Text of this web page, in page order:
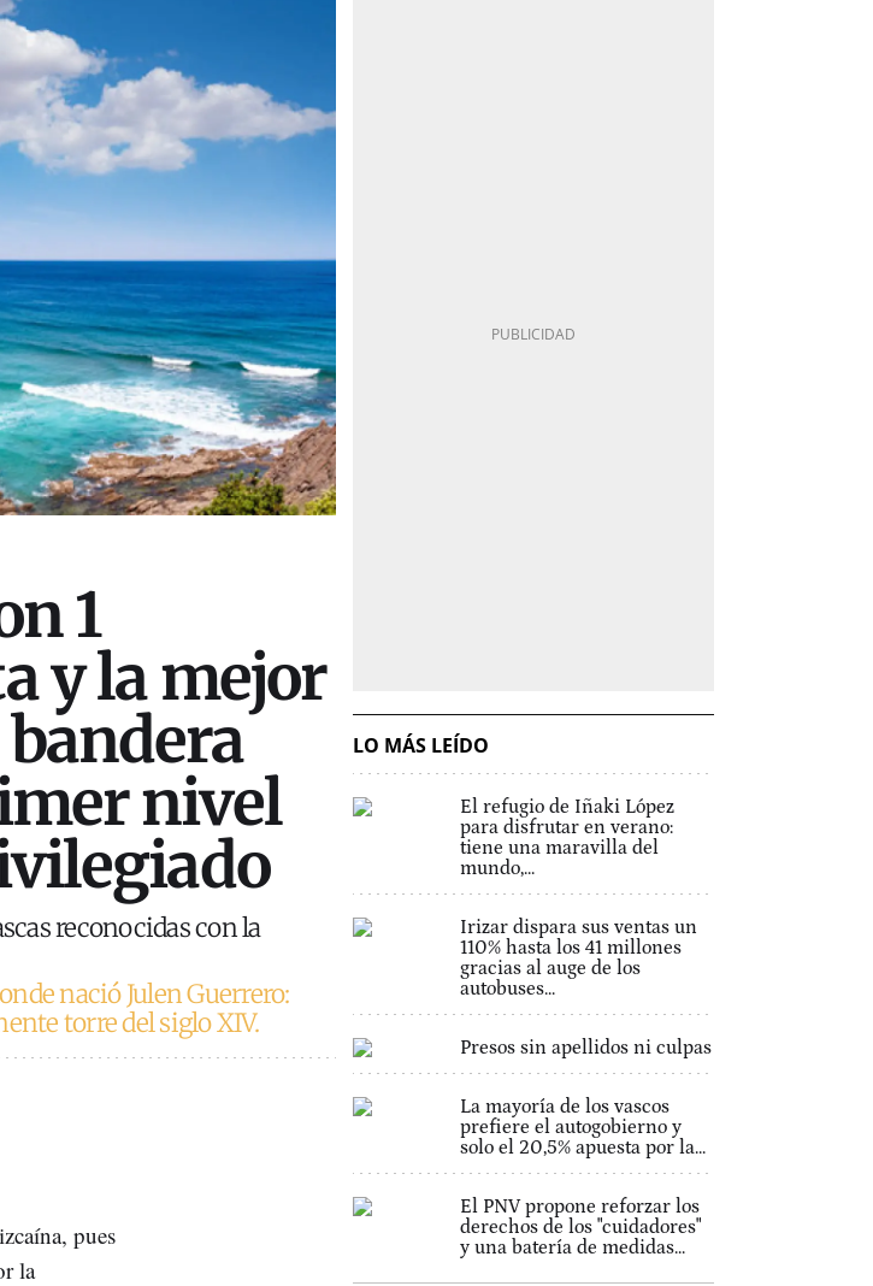
1
y la mejor
nivel
reconocidas con la
nació Julen Guerrero:
torre del siglo XIV.
pues
la
LO MÁS LEÍDO
El refugio de Iñaki López
para disfrutar en verano:
tiene una maravilla del
mundo,...
Irizar dispara sus ventas un
110% hasta los 41 millones
gracias al auge de los
autobuses...
Presos sin apellidos ni culpas
La mayoría de los vascos
prefiere el autogobierno y
solo el 20,5% apuesta por la...
El PNV propone reforzar los
derechos de los "cuidadores"
y una batería de medidas...